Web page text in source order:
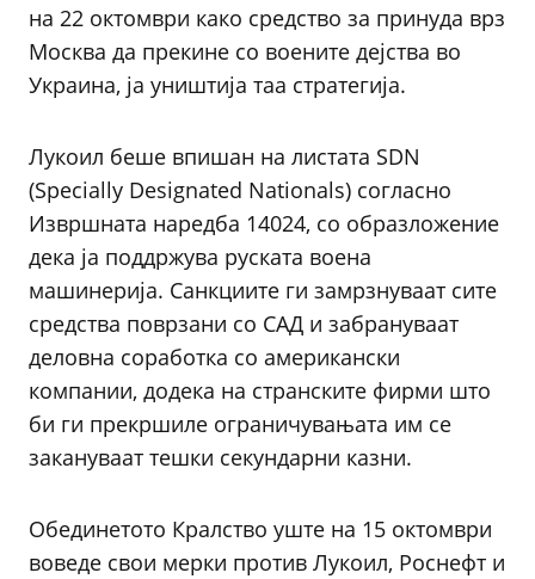
на 22 октомври како средство за принуда врз
Москва да прекине со воените дејства во
Украина, ја уништија таа стратегија.
Лукоил беше впишан на листата SDN
(Specially Designated Nationals) согласно
Извршната наредба 14024, со образложение
дека ја поддржува руската воена
машинерија. Санкциите ги замрзнуваат сите
средства поврзани со САД и забрануваат
деловна соработка со американски
компании, додека на странските фирми што
би ги прекршиле ограничувањата им се
закануваат тешки секундарни казни.
Обединетото Кралство уште на 15 октомври
воведе свои мерки против Лукоил, Роснефт и